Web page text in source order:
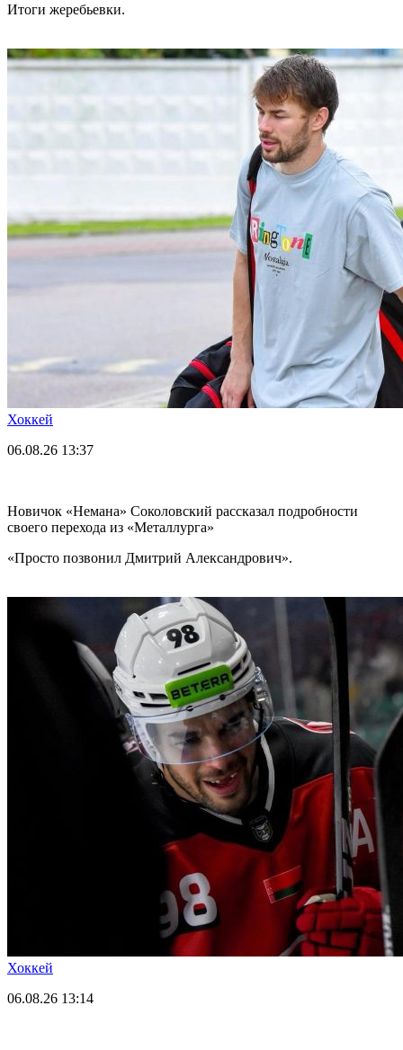
Итоги жеребьевки.
Хоккей
06.08.26 13:37
Новичок «Немана» Соколовский рассказал подробности
своего перехода из «Металлурга»
«Просто позвонил Дмитрий Александрович».
Хоккей
06.08.26 13:14